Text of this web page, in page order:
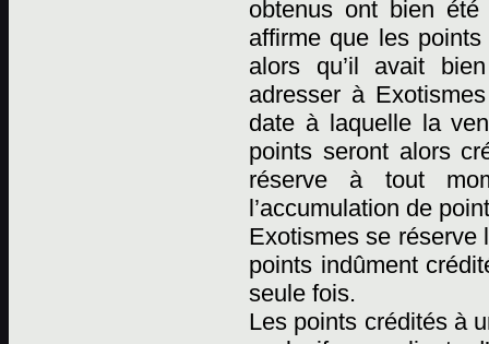
obtenus ont bien
affirme que les
alors qu’il avait
adresser à
date à laquelle la
points seront alors
réserve à tout
l’accumulation de
Exotismes se réserve
points indûment
seule fois.
Les points crédités à